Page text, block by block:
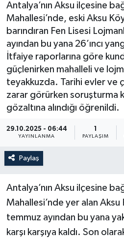
Antalya’nın Aksu ilçesine
Mahallesi’nde, eski Aksu
barındıran Fen Lisesi
ayından bu yana 26’ıncı
İtfaiye raporlarına göre
güçlenirken mahalleli ve
teyakkuzda. Tarihi evler ve
zarar görürken soruşturma
gözaltına alındığı öğrenildi.
29.10.2025 - 06:44
YAYINLANMA
1
PAYLAŞIM
Paylaş
Antalya’nın Aksu ilçesine
Mahallesi’nde yer alan Aksu
temmuz ayından bu yana
karşı karşıya kaldı. Son
Ekonomi
Genel
Görüntülü Haber
Güncel
Kültür & Sanat
Magazin
Resmi İlan
Sağlık & Yaşam
Siyaset
Spor
Tüm Manşetler
Son Dakika Haberleri
Haber Arşivi